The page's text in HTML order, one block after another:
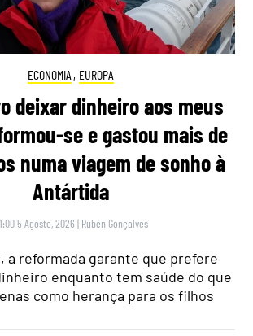
ECONOMIA , EUROPA
deixar dinheiro aos meus
se e gastou mais de
numa viagem de sonho à
Antártida
5 Agosto, 2026 | Rubén Gonçalves
a reformada garante que prefere
enquanto tem saúde do que
como herança para os filhos